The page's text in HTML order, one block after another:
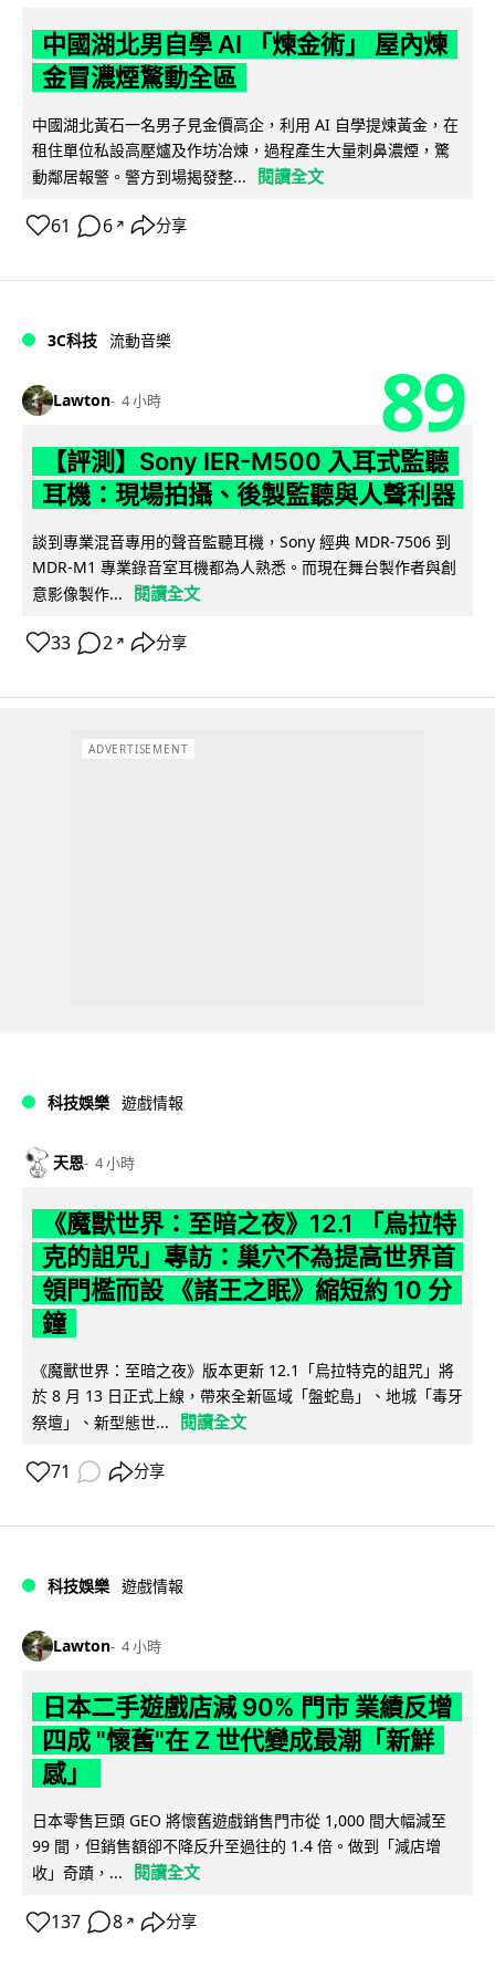
中國湖北男自學 AI 「煉金術」 屋內煉
金冒濃煙驚動全區
中國湖北黃石一名男子見金價高企，利用 AI 自學提煉黃金，在
租住單位私設高壓爐及作坊冶煉，過程產生大量刺鼻濃煙，驚
動鄰居報警。警方到場揭發整...
閱讀全文
61 6 ↗ 分享
3C科技 流動音樂
Lawton 4 小時 89
【評測】Sony IER-M500 入耳式監聽
耳機：現場拍攝、後製監聽與人聲利器
談到專業混音專用的聲音監聽耳機，Sony 經典 MDR-7506 到
MDR-M1 專業錄音室耳機都為人熟悉。而現在舞台製作者與創
意影像製作...
閱讀全文
33 2 ↗ 分享
ADVERTISEMENT
科技娛樂 遊戲情報
天恩 4 小時
《魔獸世界：至暗之夜》12.1 「烏拉特
克的詛咒」專訪：巢穴不為提高世界首
領門檻而設 《諸王之眠》縮短約 10 分
鐘
《魔獸世界：至暗之夜》版本更新 12.1「烏拉特克的詛咒」將
於 8 月 13 日正式上線，帶來全新區域「盤蛇島」、地城「毒牙
祭壇」、新型態世...
閱讀全文
71 分享
科技娛樂 遊戲情報
Lawton 4 小時
日本二手遊戲店減 90% 門市 業績反增
四成 "懷舊"在 Z 世代變成最潮「新鮮
感」
日本零售巨頭 GEO 將懷舊遊戲銷售門市從 1,000 間大幅減至
99 間，但銷售額卻不降反升至過往的 1.4 倍。做到「減店增
收」奇蹟，...
閱讀全文
137 8 ↗ 分享